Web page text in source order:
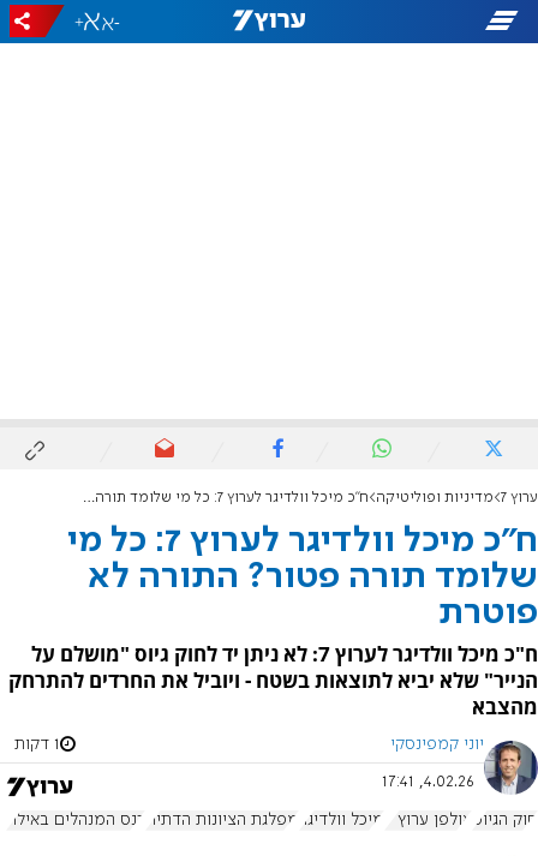
-
+
ערוץ 7 מדיניות ופוליטיקה ח"כ מיכל וולדיגר לערוץ 7: כל מי שלומד תורה פטור? התורה לא פוטרת
ח"כ מיכל וולדיגר לערוץ 7: כל מי
שלומד תורה פטור? התורה לא
פוטרת
ח"כ מיכל וולדיגר לערוץ 7: לא ניתן יד לחוק גיוס "מושלם על
הנייר" שלא יביא לתוצאות בשטח - ויוביל את החרדים להתרחק
מהצבא
יוני קמפינסקי 1 דקות
4.02.26, 17:41
חוק הגיוס אולפן ערוץ 7 מיכל וולדיגר מפלגת הציונות הדתית כנס המנהלים באילת